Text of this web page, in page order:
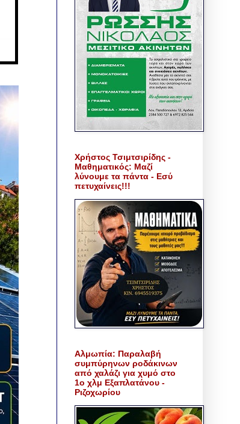
Χρήστος Τσιμτσιρίδης -
Μαθηματικός: Μαζί
λύνουμε τα πάντα - Εσύ
πετυχαίνεις!!!
Αλμωπία: Παραλαβή
συμπύρηνων ροδάκινων
από χαλάζι για χυμό στο
1ο χλμ Εξαπλατάνου -
Ριζοχωρίου